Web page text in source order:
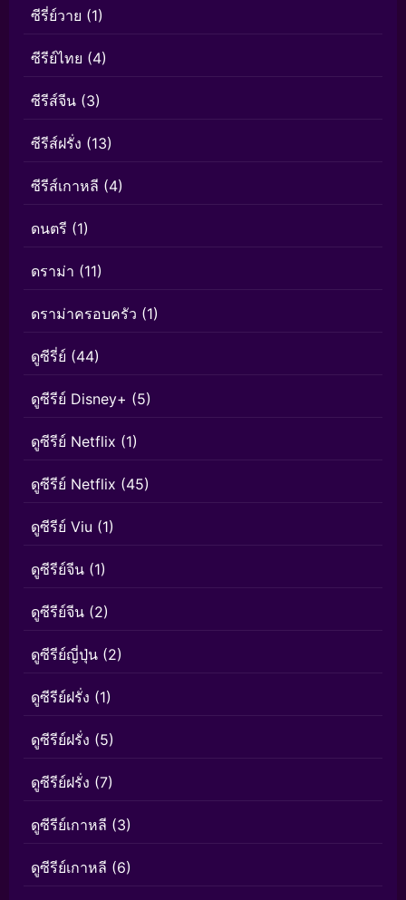
ซีรี่ย์วาย (1)
ซีรีย์ไทย (4)
ซีรีส์จีน (3)
ซีรีส์ฝรั่ง (13)
ซีรีส์เกาหลี (4)
ดนตรี (1)
ดราม่า (11)
ดราม่าครอบครัว (1)
ดูซีรี่ย์ (44)
ดูซีรีย์ Disney+ (5)
ดูซีรีย์ Netflix (1)
ดูซีรีย์ Netflix (45)
ดูซีรีย์ Viu (1)
ดูซีรีย์จีน (1)
ดูซีรีย์จีน (2)
ดูซีรีย์ญี่ปุ่น (2)
ดูซีรีย์ฝรั่ง (1)
ดูซีรีย์ฝรั่ง (5)
ดูซีรีย์ฝรั่ง (7)
ดูซีรีย์เกาหลี (3)
ดูซีรีย์เกาหลี (6)